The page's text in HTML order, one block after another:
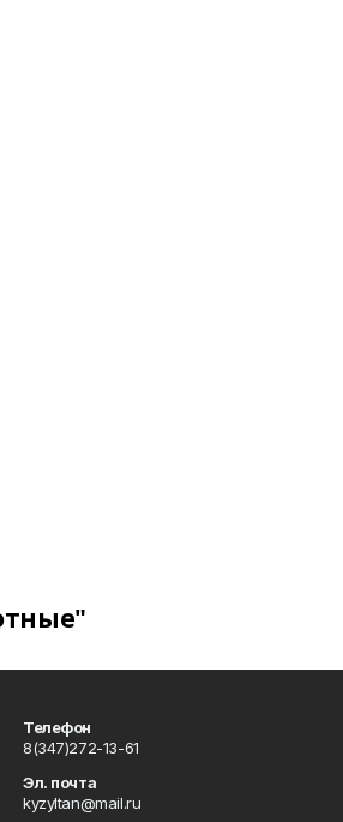
Телефон
8(347)272-13-61
Эл. почта
kyzyltan@mail.ru